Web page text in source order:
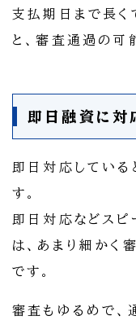
支払期日まで長く
と、審査通過の可
即日融資に対
即日対応している
す。
即日対応などスピ
は、あまり細かく
です。
審査もゆるめで、